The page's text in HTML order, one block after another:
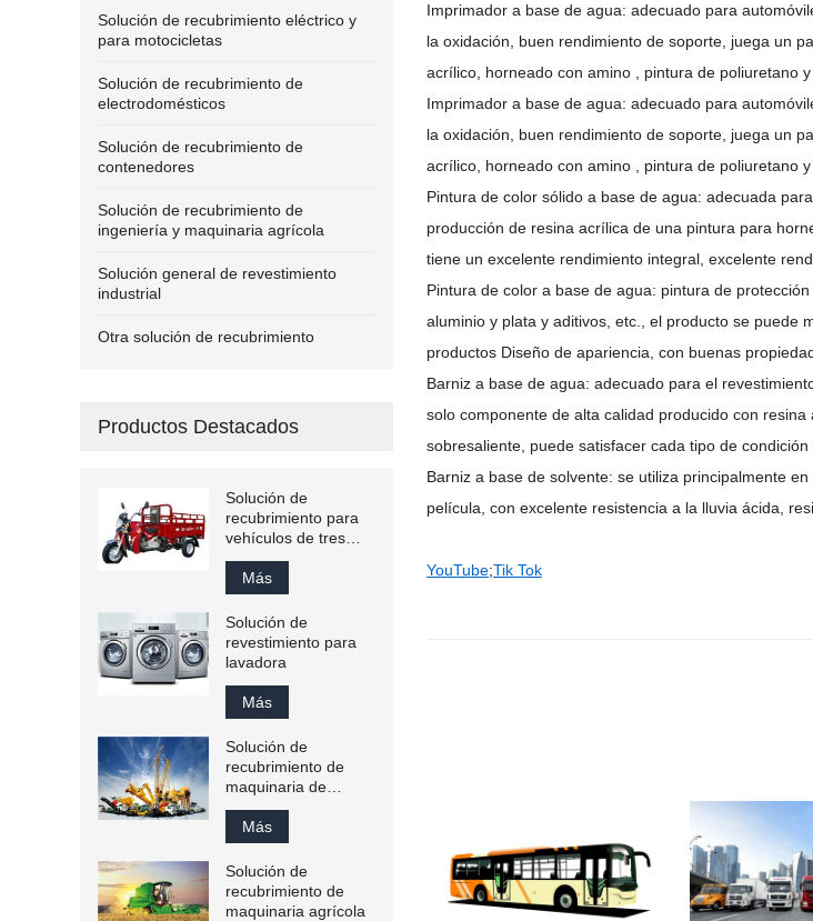
Imprimador a base de agua: adecuado para
la oxidación, buen rendimiento de soporte, juega un
acrílico, horneado con amino , pintura de poliuretano y
Imprimador a base de agua: adecuado para
la oxidación, buen rendimiento de soporte, juega un
acrílico, horneado con amino , pintura de poliuretano y
Pintura de color sólido a base de agua: adecuada
producción de resina acrílica de una pintura para
tiene un excelente rendimiento integral, excelente
Pintura de color a base de agua: pintura de
aluminio y plata y aditivos, etc., el producto se puede
productos Diseño de apariencia, con buenas
Barniz a base de agua: adecuado para el
solo componente de alta calidad producido con
sobresaliente, puede satisfacer cada tipo de condición
Barniz a base de solvente: se utiliza principalmente
película, con excelente resistencia a la lluvia ácida,
YouTube;Tik Tok
Solución de recubrimiento eléctrico y
para motocicletas
Solución de recubrimiento de
electrodomésticos
Solución de recubrimiento de
contenedores
Solución de recubrimiento de
ingeniería y maquinaria agrícola
Solución general de revestimiento
industrial
Otra solución de recubrimiento
Productos Destacados
Solución de
recubrimiento para
vehículos de tres
ruedas
Más
Solución de
revestimiento para
lavadora
Más
Solución de
recubrimiento de
maquinaria de
ingeniería
Más
Solución de
recubrimiento de
maquinaria agrícola